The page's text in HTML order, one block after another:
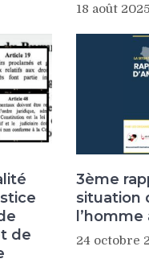
18 août 2025
de
3ème
situation
24 octobre